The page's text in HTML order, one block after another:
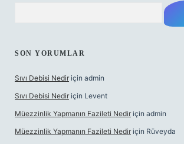
SON YORUMLAR
Sıvı Debisi Nedir için admin
Sıvı Debisi Nedir için Levent
Müezzinlik Yapmanın Fazileti Nedir için admin
Müezzinlik Yapmanın Fazileti Nedir için Rüveyda